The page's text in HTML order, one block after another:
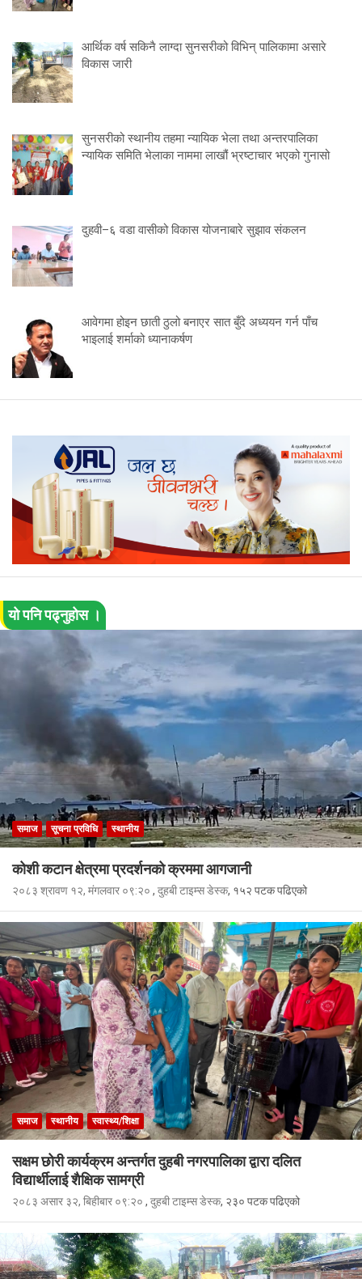
आर्थिक वर्ष सकिनै लाग्दा सुनसरीको विभिन् पालिकामा असारे
विकास जारी
सुनसरीको स्थानीय तहमा न्यायिक भेला तथा अन्तरपालिका
न्यायिक समिति भेलाका नाममा लाखौं भ्रष्टाचार भएको गुनासो
दुहवी–६ वडा वासीको विकास योजनाबारे सुझाव संकलन
आवेगमा होइन छाती ठुलो बनाएर सात बुँदे अध्ययन गर्न पाँच
भाइलाई शर्माको ध्यानाकर्षण
यो पनि पढ्नुहोस ।
समाज सूचना प्रविधि स्थानीय
कोशी कटान क्षेत्रमा प्रदर्शनको क्रममा आगजानी
२०८३ श्रावण १२, मंगलवार ०९:२० , दुहबी टाइम्स डेस्क, १५२ पटक पढिएको
समाज स्थानीय स्वास्थ्य/शिक्षा
सक्षम छोरी कार्यक्रम अन्तर्गत दुहबी नगरपालिका द्वारा दलित
विद्यार्थीलाई शैक्षिक सामग्री
२०८३ असार ३२, बिहीबार ०९:२० , दुहबी टाइम्स डेस्क, २३० पटक पढिएको